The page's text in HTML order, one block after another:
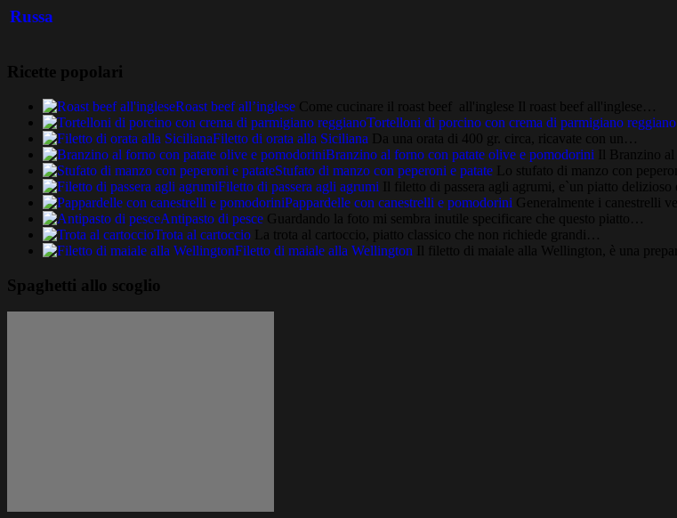
Russa
Ricette popolari
Roast beef all’inglese Come cucinare il roast beef all'inglese Il roast beef all'inglese…
Tortelloni di porcino con crema di parmigiano reggiano
Filetto di orata alla Siciliana Da una orata di 400 gr. circa, ricavate con un…
Branzino al forno con patate olive e pomodorini Il Branzino
Stufato di manzo con peperoni e patate Lo stufato di manzo con
Filetto di passera agli agrumi Il filetto di passera agli agrumi, e`un piatto
Pappardelle con canestrelli e pomodorini Generalmente i canestrelli
Antipasto di pesce Guardando la foto mi sembra inutile specificare che questo piatto…
Trota al cartoccio La trota al cartoccio, piatto classico che non richiede grandi…
Filetto di maiale alla Wellington Il filetto di maiale alla Wellington, è una
Spaghetti allo scoglio